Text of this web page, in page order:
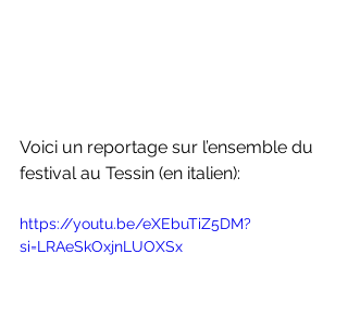
Voici un reportage sur l’ensemble du
festival au Tessin (en italien):
https://youtu.be/eXEbuTiZ5DM?
si=LRAeSkOxjnLUOXSx